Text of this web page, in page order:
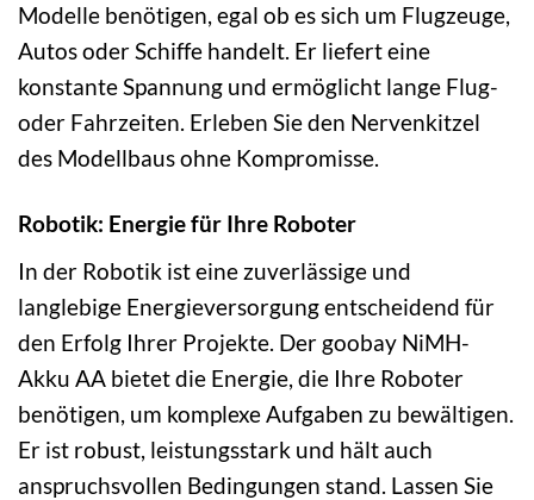
Modelle benötigen, egal ob es sich um Flugzeuge,
Autos oder Schiffe handelt. Er liefert eine
konstante Spannung und ermöglicht lange Flug-
oder Fahrzeiten. Erleben Sie den Nervenkitzel
des Modellbaus ohne Kompromisse.
Robotik: Energie für Ihre Roboter
In der Robotik ist eine zuverlässige und
langlebige Energieversorgung entscheidend für
den Erfolg Ihrer Projekte. Der goobay NiMH-
Akku AA bietet die Energie, die Ihre Roboter
benötigen, um komplexe Aufgaben zu bewältigen.
Er ist robust, leistungsstark und hält auch
anspruchsvollen Bedingungen stand. Lassen Sie